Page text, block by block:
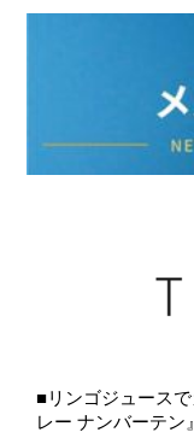
■リンゴジュース
レー ナンバーテン